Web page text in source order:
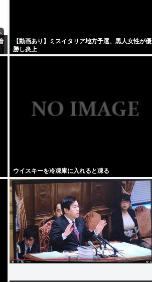
【動画あり】ミスイタリア地方予選、黒人女性が優
勝し炎上
ウイスキーを冷凍庫に入れると凍る